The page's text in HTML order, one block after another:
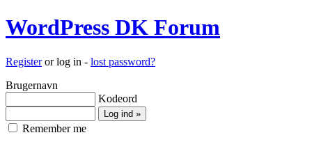
WordPress DK Forum
Registeror log in - lost password?
Brugernavn
Kodeord
Remember me